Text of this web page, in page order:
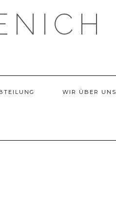
WIR ÜBER UNS